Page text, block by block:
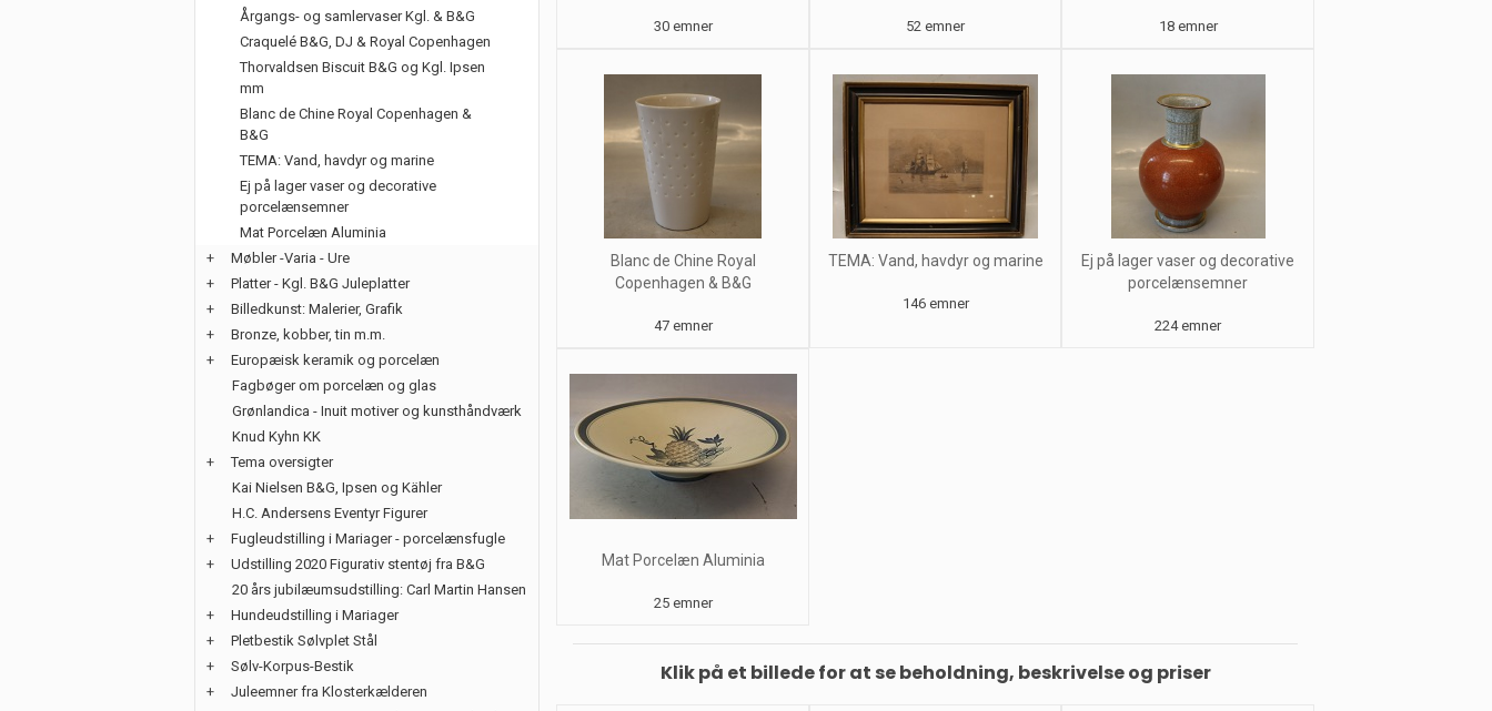
30 emner 52 emner 18 emner
Blanc de Chine Royal
Copenhagen & B&G
47 emner
TEMA: Vand, havdyr og marine
146 emner
Ej på lager vaser og decorative
porcelænsemner
224 emner
Mat Porcelæn Aluminia
25 emner
Klik på et billede for at se beholdning, beskrivelse og priser
Årgangs- og samlervaser Kgl. & B&G
Craquelé B&G, DJ & Royal Copenhagen
Thorvaldsen Biscuit B&G og Kgl. Ipsen
mm
Blanc de Chine Royal Copenhagen &
B&G
TEMA: Vand, havdyr og marine
Ej på lager vaser og decorative
porcelænsemner
Mat Porcelæn Aluminia
+
Møbler -Varia - Ure
+
Platter - Kgl. B&G Juleplatter
+
Billedkunst: Malerier, Grafik
+
Bronze, kobber, tin m.m.
+
Europæisk keramik og porcelæn
Fagbøger om porcelæn og glas
Grønlandica - Inuit motiver og kunsthåndværk
Knud Kyhn KK
+
Tema oversigter
Kai Nielsen B&G, Ipsen og Kähler
H.C. Andersens Eventyr Figurer
+
Fugleudstilling i Mariager - porcelænsfugle
+
Udstilling 2020 Figurativ stentøj fra B&G
20 års jubilæumsudstilling: Carl Martin Hansen
+
Hundeudstilling i Mariager
+
Pletbestik Sølvplet Stål
+
Sølv-Korpus-Bestik
+
Juleemner fra Klosterkælderen